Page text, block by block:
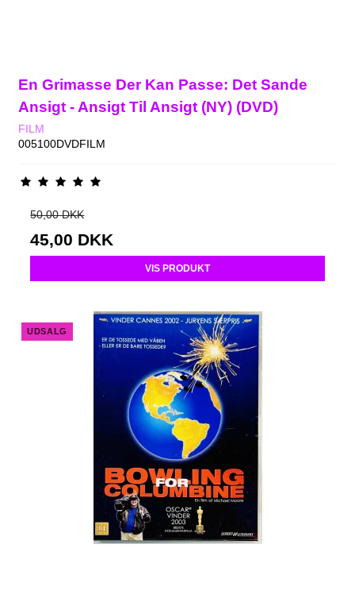
En Grimasse Der Kan Passe: Det Sande
Ansigt - Ansigt Til Ansigt (NY) (DVD)
FILM
005100DVDFILM
50,00 DKK
45,00 DKK
VIS PRODUKT
UDSALG